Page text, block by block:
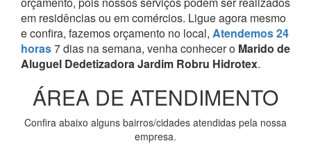
em residências ou em comércios. Ligue agora mesmo
e confira, fazemos orçamento no local, Atendemos 24
horas7 dias na semana, venha conhecer o Marido de
Aluguel Dedetizadora Jardim Robru Hidrotex.
ÁREA DE ATENDIMENTO
Confira abaixo alguns bairros/cidades atendidas pela nossa
empresa.